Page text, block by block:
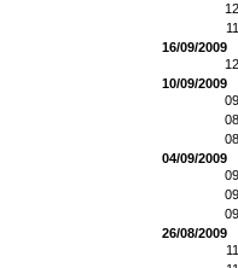
16/09/2009
10/09/2009
04/09/2009
26/08/2009